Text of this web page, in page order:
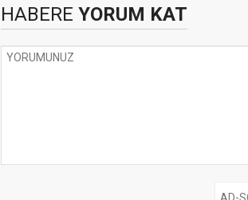
HABERE YORUM KAT